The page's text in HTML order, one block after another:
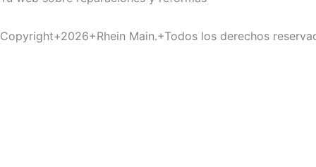
Copyright+2026+Rhein Main.+Todos los derechos